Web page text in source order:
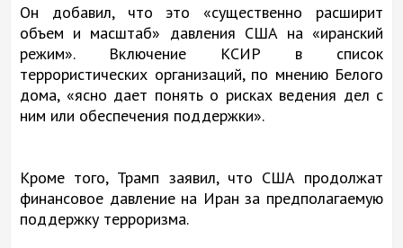
Он добавил, что это «существенно расширит
объем и масштаб» давления США на «иранский
режим». Включение КСИР в список
террористических организаций, по мнению Белого
дома, «ясно дает понять о рисках ведения дел с
ним или обеспечения поддержки».
Кроме того, Трамп заявил, что США продолжат
финансовое давление на Иран за предполагаемую
поддержку терроризма.